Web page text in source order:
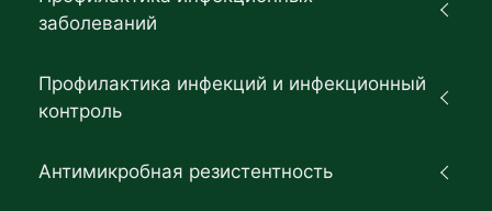
заболеваний
Профилактика инфекций и инфекционный
контроль
Антимикробная резистентность